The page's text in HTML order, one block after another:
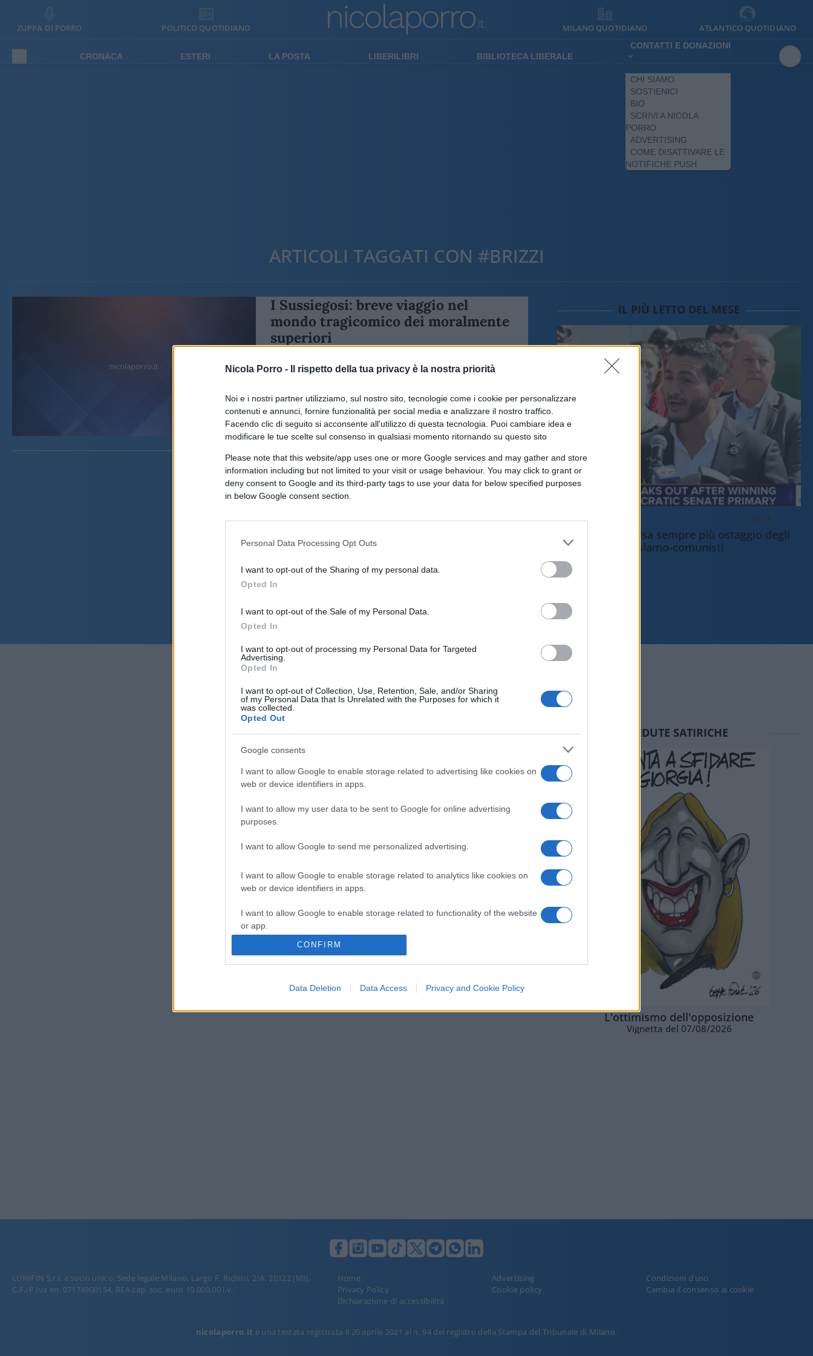
Nicola Porro - Il rispetto della tua privacy è la nostra priorità
Noi e i nostri partner utilizziamo, sul nostro sito, tecnologie come i cookie per personalizzare
contenuti e annunci, fornire funzionalità per social media e analizzare il nostro traffico.
Facendo clic di seguito si acconsente all'utilizzo di questa tecnologia. Puoi cambiare idea e
modificare le tue scelte sul consenso in qualsiasi momento ritornando su questo sito
Please note that this website/app uses one or more Google services and may gather and store
information including but not limited to your visit or usage behaviour. You may click to grant or
deny consent to Google and its third-party tags to use your data for below specified purposes
in below Google consent section.
Personal Data Processing Opt Outs
I want to opt-out of the Sharing of my personal data.
Opted In
I want to opt-out of the Sale of my Personal Data.
Opted In
I want to opt-out of processing my Personal Data for Targeted
Advertising.
Opted In
I want to opt-out of Collection, Use, Retention, Sale, and/or Sharing
of my Personal Data that Is Unrelated with the Purposes for which it
was collected.
Opted Out
Google consents
I want to allow Google to enable storage related to advertising like cookies on
web or device identifiers in apps.
I want to allow my user data to be sent to Google for online advertising
purposes.
I want to allow Google to send me personalized advertising.
I want to allow Google to enable storage related to analytics like cookies on
web or device identifiers in apps.
I want to allow Google to enable storage related to functionality of the website
or app.
I want to allow Google to enable storage related to personalization.
authentication functionality and fraud prevention, and other user protection.
CONFIRM
Data Deletion Data Access Privacy and Cookie Policy
ZUPPA DI PORRO POLITICO QUOTIDIANO MILANO QUOTIDIANO ATLANTICO QUOTIDIANO
CRONACA ESTERI LA POSTA LIBERILIBRI BIBLIOTECA LIBERALE
CONTATTI E DONAZIONI
CHI SIAMO
SOSTIENICI
BIO
SCRIVI A NICOLA
PORRO
ADVERTISING
COME DISATTIVARE LE
NOTIFICHE PUSH
ARTICOLI TAGGATI CON #BRIZZI
nicolaporro.it
I Sussiegosi: breve viaggio nel
mondo tragicomico dei moralmente
superiori
di Max Del Papa
6 Agosto 2018, 3:31
3.6k
IL PIÙ LETTO DEL MESE
ESTERI 4k
Democratici Usa sempre più ostaggio degli
islamo-comunisti
SEDUTE SATIRICHE
L'ottimismo dell'opposizione
Vignetta del 07/08/2026
LUNIFIN S.r.l. a socio unico. Sede legale Milano, Largo F. Richini, 2/A, 20122 (MI),
C.F./P.Iva en. 07174900154, REA cap. soc. euro 10.000,00 i.v.
Home Advertising
Condizioni d’uso
Privacy Policy
Cookie policy
Cambia il consenso ai cookie
Dichiarazione di accessibilità
nicolaporro.it è una testata registrata il 20 aprile 2021 al n. 94 del registro della Stampa del Tribunale di Milano.